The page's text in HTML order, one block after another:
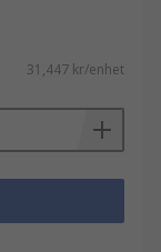
31,447 kr/enhet